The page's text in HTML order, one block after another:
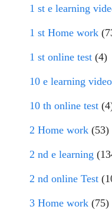
1 st e learning
1 st Home work
1 st online test (4)
10 e learning video
10 th online test
2 Home work (53)
2 nd e learning
2 nd online Test
3 Home work (75)